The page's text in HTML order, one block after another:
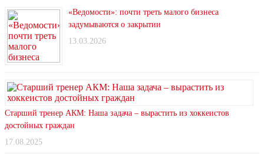
«Ведомости»: почти треть малого бизнеса
задумываются о закрытии
13.03.2026
Старший тренер АКМ: Наша задача – вырастить из хоккеистов
достойных граждан
17.08.2025